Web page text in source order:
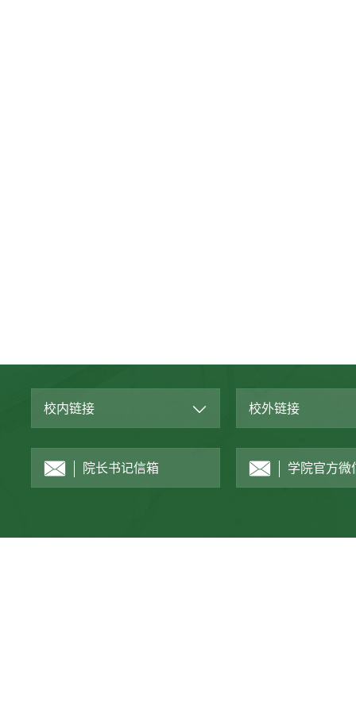
校内链接 校外链接
院长书记信箱 学院官方微